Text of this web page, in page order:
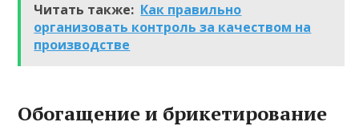
Читать также: Как правильно
организовать контроль за качеством на
производстве
Обогащение и брикетирование